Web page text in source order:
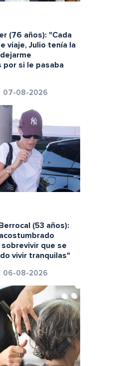
(76 años): "Cada
viaje, Julio tenía la
por si le pasaba
07-08-2026
(53 años):
que se
vivir tranquilas"
06-08-2026